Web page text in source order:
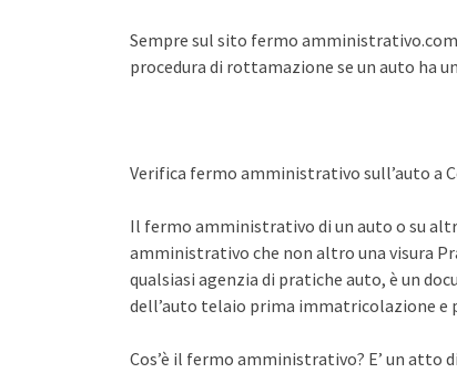
Sempre sul sito fermo
procedura di rottamazione se un auto ha
Verifica fermo amministrativo sull’auto a
Il fermo amministrativo di un auto o su
amministrativo che non altro una visura
qualsiasi agenzia di pratiche auto, è un
dell’auto telaio prima immatricolazione e
Cos’è il fermo amministrativo? E’ un